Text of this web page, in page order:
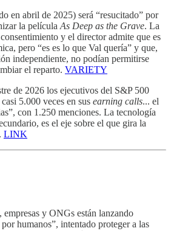
en abril de 2025) será “resucitado” por
la película As Deep as the Grave. La
y el director admite que es
pero “es es lo que Val quería” y que,
independiente, no podían permitirse
el reparto. VARIETY
de 2026 los ejecutivos del S&P 500
5.000 veces en sus earning calls... el
con 1.250 menciones. La tecnología
es el eje sobre el que gira la
LINK
y ONGs están lanzando
humanos”, intentado proteger a las